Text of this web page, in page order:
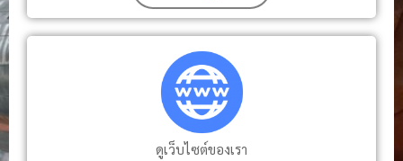
ดูเว็บไซต์ของเรา